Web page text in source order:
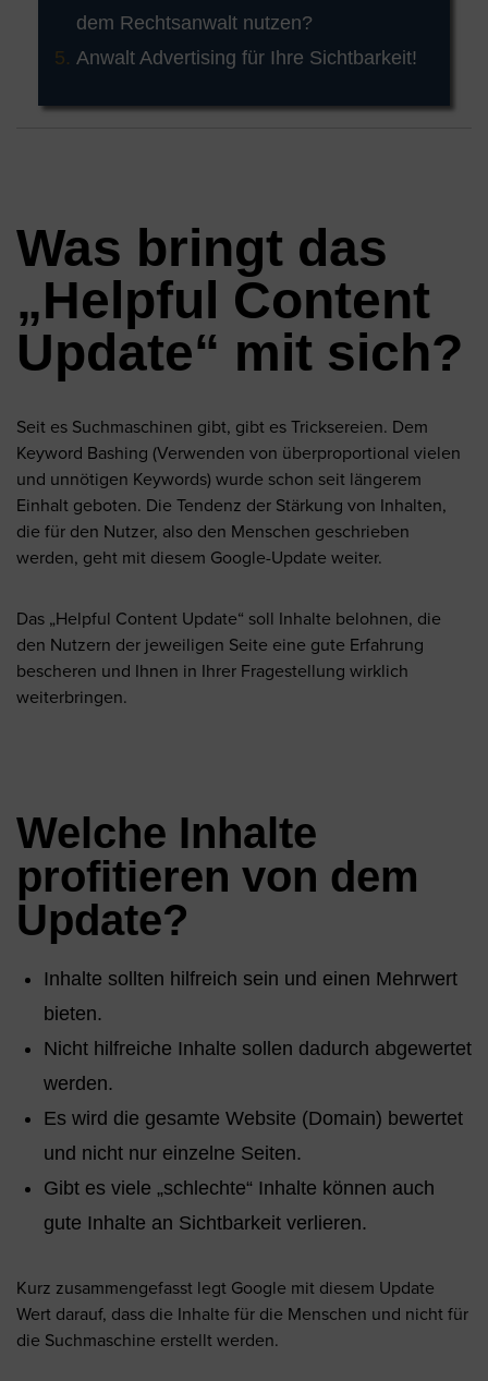
dem Rechtsanwalt nutzen?
Anwalt Advertising für Ihre Sichtbarkeit!
Was bringt das
„Helpful Content
Update“ mit sich?
Seit es Suchmaschinen gibt, gibt es Tricksereien. Dem
Keyword Bashing (Verwenden von überproportional vielen
und unnötigen Keywords) wurde schon seit längerem
Einhalt geboten. Die Tendenz der Stärkung von Inhalten,
die für den Nutzer, also den Menschen geschrieben
werden, geht mit diesem Google-Update weiter.
Das „Helpful Content Update“ soll Inhalte belohnen, die
den Nutzern der jeweiligen Seite eine gute Erfahrung
bescheren und Ihnen in Ihrer Fragestellung wirklich
weiterbringen.
Welche Inhalte
profitieren von dem
Update?
Inhalte sollten hilfreich sein und einen Mehrwert
bieten.
Nicht hilfreiche Inhalte sollen dadurch abgewertet
werden.
Es wird die gesamte Website (Domain) bewertet
und nicht nur einzelne Seiten.
Gibt es viele „schlechte“ Inhalte können auch
gute Inhalte an Sichtbarkeit verlieren.
Kurz zusammengefasst legt Google mit diesem Update
Wert darauf, dass die Inhalte für die Menschen und nicht für
die Suchmaschine erstellt werden.